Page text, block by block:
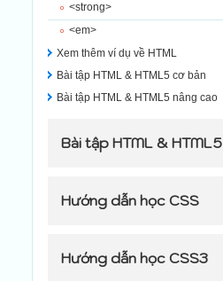
<strong>
<em>
Xem thêm ví dụ về HTML
Bài tập HTML & HTML5 cơ bản
Bài tập HTML & HTML5 nâng cao
Bài tập HTML & HTML5
Hướng dẫn học CSS
Hướng dẫn học CSS3